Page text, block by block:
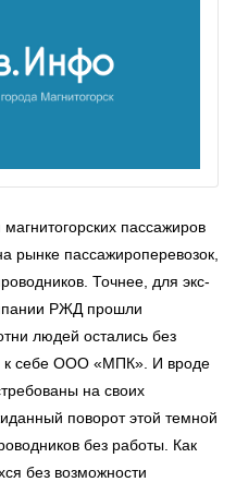
пассажиров
рынке пассажироперевозок,
Точнее, для экс-
РЖД прошли
людей остались без
к себе ООО «МПК». И вроде
на своих
поворот этой темной
без работы. Как
без возможности